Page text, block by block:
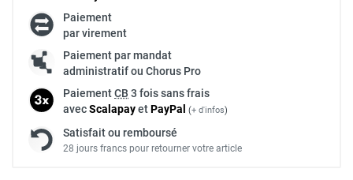
Paiement
par virement
Paiement par mandat
administratif ou Chorus Pro
PaiementCB 3 fois sans frais
avecScalapayetPayPal (+ d'infos)
Satisfait ou remboursé
28 jours francs pour retourner votre article